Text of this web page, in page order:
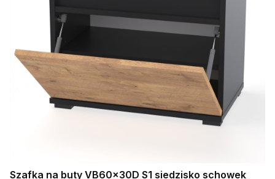
Szafka na buty VB60x30D S1 siedzisko schowek